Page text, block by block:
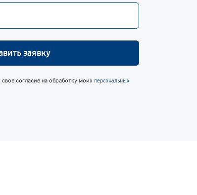
заявку
согласие на обработку моих персональных